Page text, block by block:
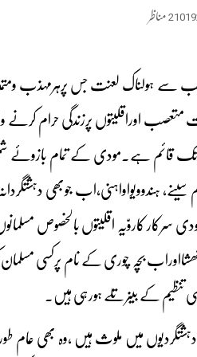
مناظر
سے ہولناک لعنت جس پرہرمہذب
اوراقلیتوں پرزندگی حرام کرنے
قائم ہے۔مودی کے تمام بازوئے
سینے، ہندوویواواہنی،اب جوبھی
سرکار کاروّیہ اقلیتوں بالخصوص
بچہ چوری کے نام پرکسی مسلمان
تنظیم کے بینرتلے ہورہی ہیں۔
دہشتگردیوں میں ملوث ہیں ،وہ بھی عام